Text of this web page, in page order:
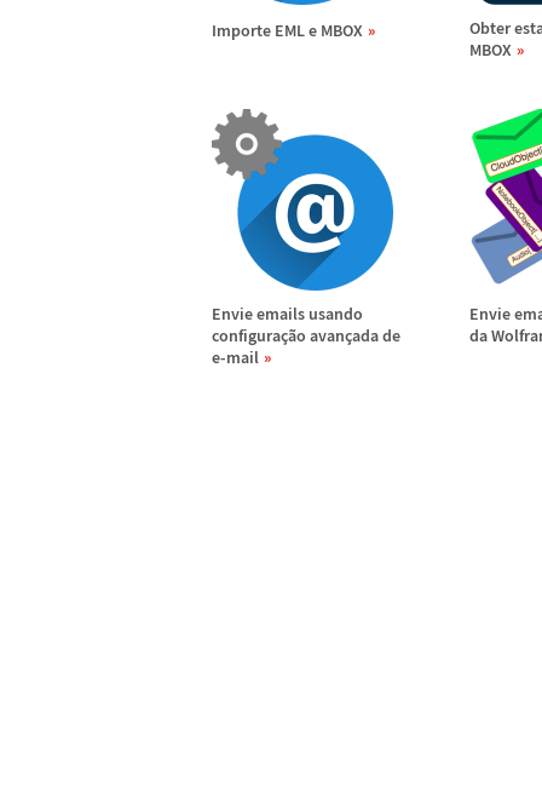
Importe EML e MBOX
Obter
MBOX
Envie emails usando
configuração avançada de
e-mail
Envie
da